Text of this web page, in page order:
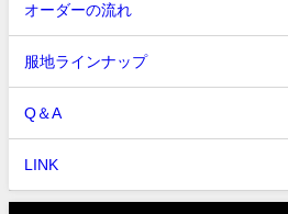
オーダーの流れ
服地ラインナップ
Q＆A
LINK